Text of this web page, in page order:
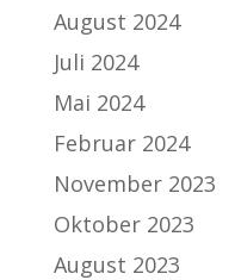
August 2024
Juli 2024
Mai 2024
Februar 2024
November 2023
Oktober 2023
August 2023